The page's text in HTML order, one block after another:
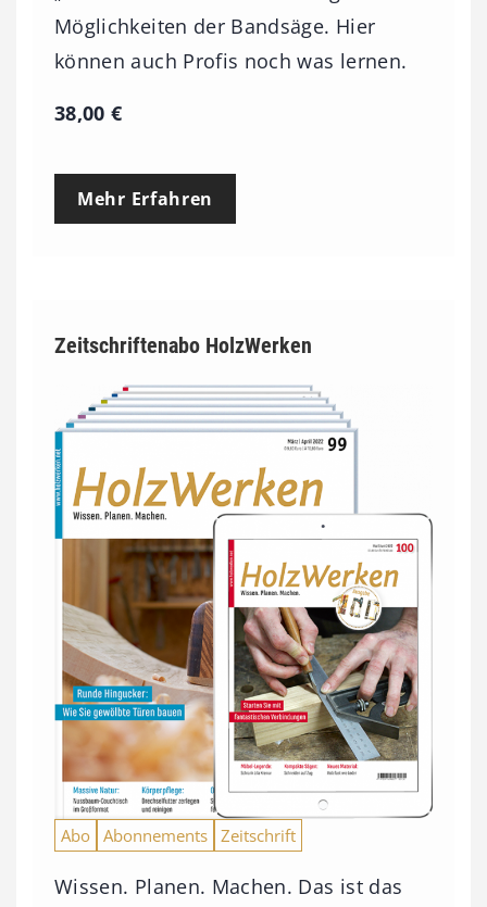
Möglichkeiten der Bandsäge. Hier
können auch Profis noch was lernen.
38,00€
Mehr Erfahren
Zeitschriftenabo HolzWerken
Abo Abonnements Zeitschrift
Wissen. Planen. Machen. Das ist das